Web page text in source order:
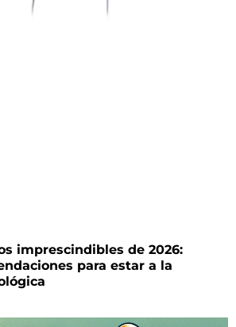
imprescindibles de 2026:
para estar a la